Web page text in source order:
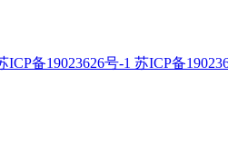
ICP备19023626号-1 苏ICP备